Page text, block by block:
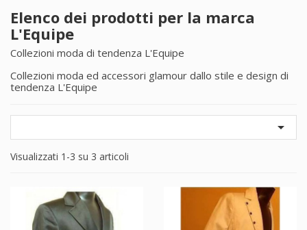
Elenco dei prodotti per la marca
L'Equipe
Collezioni moda di tendenza L'Equipe
Collezioni moda ed accessori glamour dallo stile e design di
tendenza L'Equipe

Visualizzati 1-3 su 3 articoli